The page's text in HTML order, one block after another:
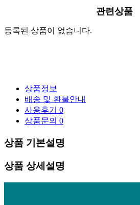
관련상품
등록된 상품이 없습니다.
상품정보
배송 및 환불안내
사용후기 0
상품문의 0
상품 기본설명
상품 상세설명